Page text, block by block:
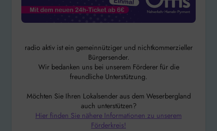
radio aktiv ist ein gemeinnütziger und nichtkommerzieller
Bürgersender.
Wir bedanken uns bei unserem Förderer für die
freundliche Unterstützung.
Möchten Sie Ihren Lokalsender aus dem Weserbergland
auch unterstützen?
Hier finden Sie nähere Informationen zu unserem
Förderkreis!